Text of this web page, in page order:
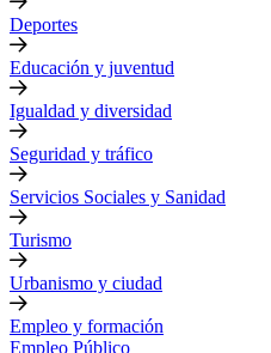
Deportes
Educación y juventud
Igualdad y diversidad
Seguridad y tráfico
Servicios Sociales y Sanidad
Turismo
Urbanismo y ciudad
Empleo y formación
Empleo Público